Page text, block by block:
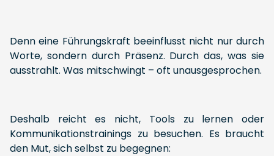
Denn eine Führungskraft beeinflusst nicht nur durch
Worte, sondern durch Präsenz. Durch das, was sie
ausstrahlt. Was mitschwingt – oft unausgesprochen.
Deshalb reicht es nicht, Tools zu lernen oder
Kommunikationstrainings zu besuchen. Es braucht
den Mut, sich selbst zu begegnen: